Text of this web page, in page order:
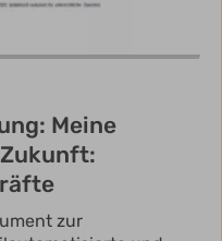
Meine
zur